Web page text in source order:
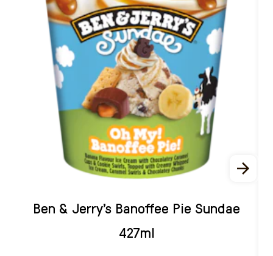
Ben & Jerry's Banoffee Pie Sundae
427ml